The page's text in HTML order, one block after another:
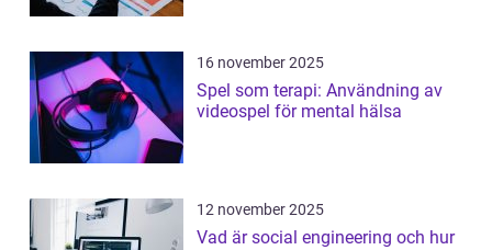
16 november 2025
Spel som terapi: Användning av
videospel för mental hälsa
12 november 2025
Vad är social engineering och hur